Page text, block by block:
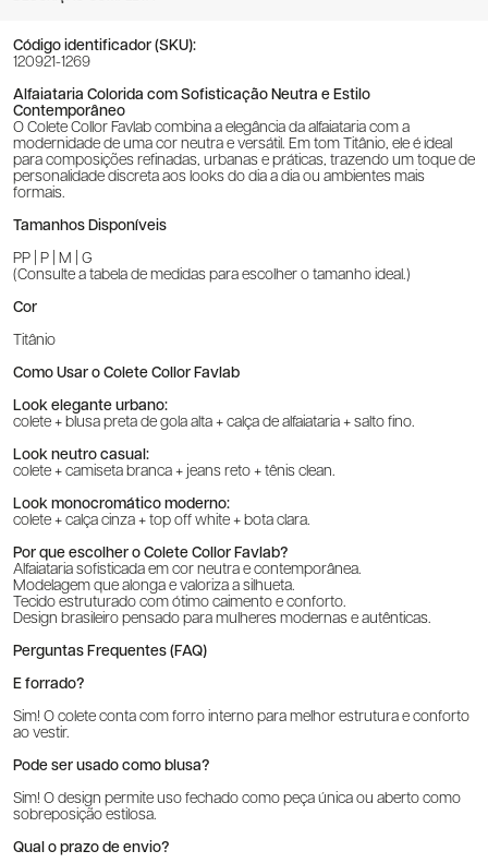
Código identificador (SKU):
120921-1269
Alfaiataria Colorida com Sofisticação Neutra e Estilo
Contemporâneo
O Colete Collor Favlab combina a elegância da alfaiataria com a
modernidade de uma cor neutra e versátil. Em tom Titânio, ele é ideal
para composições refinadas, urbanas e práticas, trazendo um toque de
personalidade discreta aos looks do dia a dia ou ambientes mais
formais.
Tamanhos Disponíveis
PP | P | M | G
(Consulte a tabela de medidas para escolher o tamanho ideal.)
Cor
Titânio
Como Usar o Colete Collor Favlab
Look elegante urbano:
colete + blusa preta de gola alta + calça de alfaiataria + salto fino.
Look neutro casual:
colete + camiseta branca + jeans reto + tênis clean.
Look monocromático moderno:
colete + calça cinza + top off white + bota clara.
Por que escolher o Colete Collor Favlab?
Alfaiataria sofisticada em cor neutra e contemporânea.
Modelagem que alonga e valoriza a silhueta.
Tecido estruturado com ótimo caimento e conforto.
Design brasileiro pensado para mulheres modernas e autênticas.
Perguntas Frequentes (FAQ)
É forrado?
Sim! O colete conta com forro interno para melhor estrutura e conforto
ao vestir.
Pode ser usado como blusa?
Sim! O design permite uso fechado como peça única ou aberto como
sobreposição estilosa.
Qual o prazo de envio?